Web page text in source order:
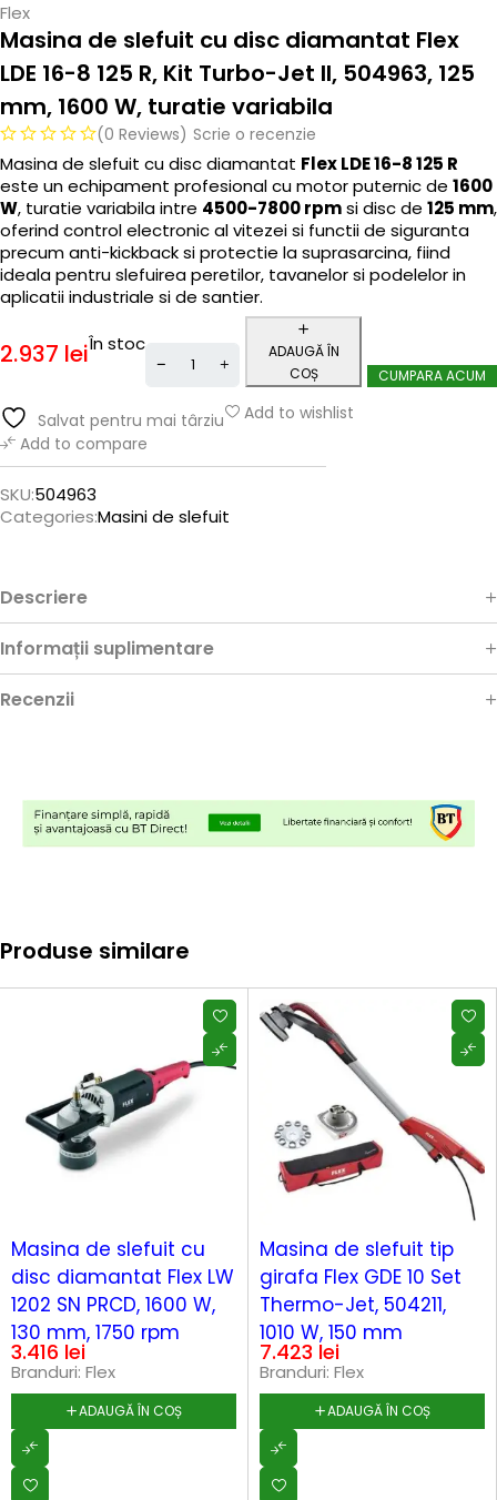
Flex
Masina de slefuit cu disc diamantat Flex
LDE 16-8 125 R, Kit Turbo-Jet II, 504963, 125
mm, 1600 W, turatie variabila
(0 Reviews) Scrie o recenzie
Masina de slefuit cu disc diamantat Flex LDE 16-8 125 R
este un echipament profesional cu motor puternic de 1600
W, turatie variabila intre 4500-7800 rpmsi disc de 125 mm,
oferind control electronic al vitezei si functii de siguranta
precum anti-kickback si protectie la suprasarcina, fiind
ideala pentru slefuirea peretilor, tavanelor si podelelor in
aplicatii industriale si de santier.
2.937 leiÎn stoc
ADAUGĂ ÎN
COȘ
CUMPARA ACUM
Salvat pentru mai târziu
Add to wishlist
Add to compare
SKU:504963
Categories:Masini de slefuit
Descriere
Informații suplimentare
Recenzii
Produse similare
Masina de slefuit cu
disc diamantat Flex LW
1202 SN PRCD, 1600 W,
130 mm, 1750 rpm
3.416 lei
Branduri: Flex
ADAUGĂ ÎN COȘ
Masina de slefuit tip
girafa Flex GDE 10 Set
Thermo-Jet, 504211,
1010 W, 150 mm
7.423 lei
Branduri: Flex
ADAUGĂ ÎN COȘ